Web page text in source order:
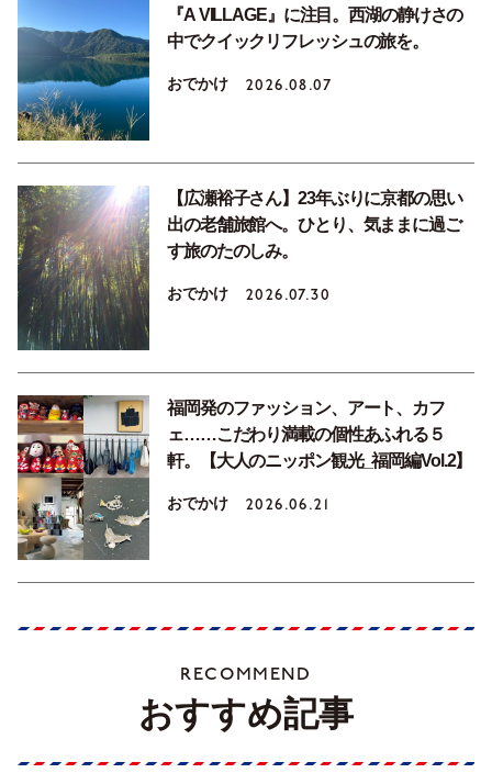
『A VILLAGE』に注目。西湖の静けさの
中でクイックリフレッシュの旅を。
おでかけ 2026.08.07
【広瀬裕子さん】23年ぶりに京都の思い
出の老舗旅館へ。ひとり、気ままに過ご
す旅のたのしみ。
おでかけ 2026.07.30
福岡発のファッション、アート、カフ
ェ……こだわり満載の個性あふれる５
軒。【大人のニッポン観光_福岡編Vol.2】
おでかけ 2026.06.21
RECOMMEND
おすすめ記事